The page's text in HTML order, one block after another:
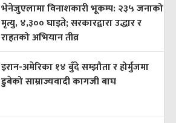
भेनेजुएलामा विनाशकारी भूकम्प: २३५ जनाको
मृत्यु, ४,३०० घाइते; सरकारद्वारा उद्धार र
राहतको अभियान तीव्र
इरान-अमेरिका १४ बुँदे सम्झौता र होर्मुजमा
डुबेको साम्राज्यवादी कागजी बाघ